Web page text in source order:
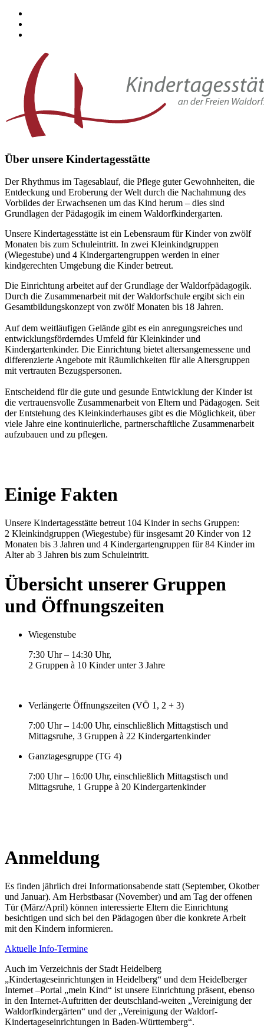
Über unsere Kindertagesstätte
Der Rhythmus im Tagesablauf, die Pflege guter Gewohnheiten, die
Entdeckung und Eroberung der Welt durch die Nachahmung des
Vorbildes der Erwachsenen um das Kind herum – dies sind
Grundlagen der Pädagogik im einem Waldorfkindergarten.
Unsere Kindertagesstätte ist ein Lebensraum für Kinder von zwölf
Monaten bis zum Schuleintritt. In zwei Kleinkindgruppen
(Wiegestube) und 4 Kindergartengruppen werden in einer
kindgerechten Umgebung die Kinder betreut.
Die Einrichtung arbeitet auf der Grundlage der Waldorfpädagogik.
Durch die Zusammenarbeit mit der Waldorfschule ergibt sich ein
Gesamtbildungskonzept von zwölf Monaten bis 18 Jahren.
Auf dem weitläufigen Gelände gibt es ein anregungsreiches und
entwicklungsförderndes Umfeld für Kleinkinder und
Kindergartenkinder. Die Einrichtung bietet altersangemessene und
differenzierte Angebote mit Räumlichkeiten für alle Altersgruppen
mit vertrauten Bezugspersonen.
Entscheidend für die gute und gesunde Entwicklung der Kinder ist
die vertrauensvolle Zusammenarbeit von Eltern und Pädagogen. Seit
der Entstehung des Kleinkinderhauses gibt es die Möglichkeit, über
viele Jahre eine kontinuierliche, partnerschaftliche Zusammenarbeit
aufzubauen und zu pflegen.
Einige Fakten
Unsere Kindertagesstätte betreut 104 Kinder in sechs Gruppen:
2 Kleinkindgruppen (Wiegestube) für insgesamt 20 Kinder von 12
Monaten bis 3 Jahren und 4 Kindergartengruppen für 84 Kinder im
Alter ab 3 Jahren bis zum Schuleintritt.
Übersicht unserer Gruppen
und Öffnungszeiten
Wiegenstube
7:30 Uhr – 14:30 Uhr,
2 Gruppen à 10 Kinder unter 3 Jahre
Verlängerte Öffnungszeiten (VÖ 1, 2 + 3)
7:00 Uhr – 14:00 Uhr, einschließlich Mittagstisch und
Mittagsruhe, 3 Gruppen à 22 Kindergartenkinder
Ganztagesgruppe (TG 4)
7:00 Uhr – 16:00 Uhr, einschließlich Mittagstisch und
Mittagsruhe, 1 Gruppe à 20 Kindergartenkinder
Anmeldung
Es finden jährlich drei Informationsabende statt (September, Okotber
und Januar). Am Herbstbasar (November) und am Tag der offenen
Tür (März/April) können interessierte Eltern die Einrichtung
besichtigen und sich bei den Pädagogen über die konkrete Arbeit
mit den Kindern informieren.
Aktuelle Info-Termine
Auch im Verzeichnis der Stadt Heidelberg
„Kindertageseinrichtungen in Heidelberg“ und dem Heidelberger
Internet –Portal „mein Kind“ ist unsere Einrichtung präsent, ebenso
in den Internet-Auftritten der deutschland-weiten „Vereinigung der
Waldorfkindergärten“ und der „Vereinigung der Waldorf-
Kindertageseinrichtungen in Baden-Württemberg“.